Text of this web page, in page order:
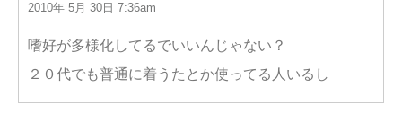
2010年 5月 30日 7:36am
嗜好が多様化してるでいいんじゃない？
２０代でも普通に着うたとか使ってる人いるし